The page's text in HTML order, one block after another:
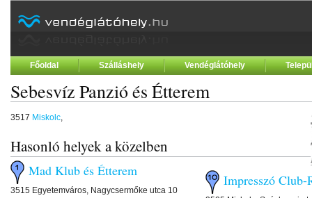
Főoldal Szálláshely Vendéglátóhely
Sebesvíz Panzió és Étterem
3517 Miskolc,
Hasonló helyek a közelben
Mad Klub és Étterem
3515 Egyetemváros, Nagycsermőke utca 10
Impresszó Club-